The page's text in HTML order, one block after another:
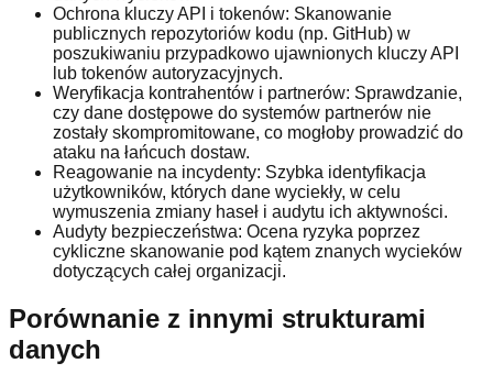
Ochrona kluczy API i tokenów: Skanowanie
publicznych repozytoriów kodu (np. GitHub) w
poszukiwaniu przypadkowo ujawnionych kluczy API
lub tokenów autoryzacyjnych.
Weryfikacja kontrahentów i partnerów: Sprawdzanie,
czy dane dostępowe do systemów partnerów nie
zostały skompromitowane, co mogłoby prowadzić do
ataku na łańcuch dostaw.
Reagowanie na incydenty: Szybka identyfikacja
użytkowników, których dane wyciekły, w celu
wymuszenia zmiany haseł i audytu ich aktywności.
Audyty bezpieczeństwa: Ocena ryzyka poprzez
cykliczne skanowanie pod kątem znanych wycieków
dotyczących całej organizacji.
Porównanie z innymi strukturami
danych